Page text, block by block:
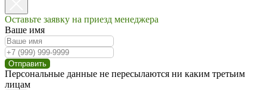
Оставьте заявку на приезд менеджера
Ваше имя
Отправить
Персональные данные не пересылаются ни каким третьим
лицам